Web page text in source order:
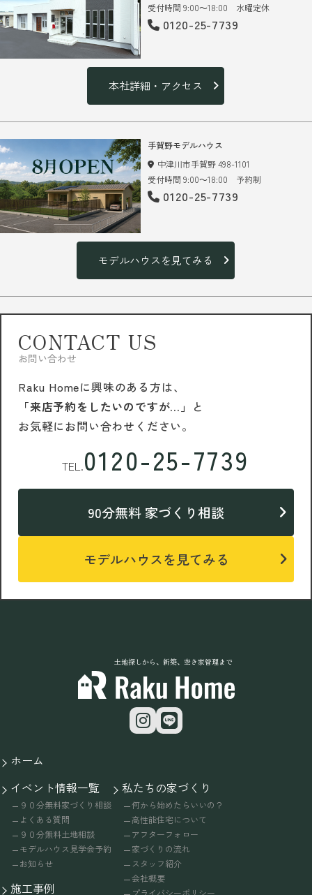
受付時間 9:00～18:00 水曜定休
0120-25-7739
本社詳細・アクセス
手賀野モデルハウス
中津川市手賀野 498-1101
受付時間 9:00～18:00 予約制
0120-25-7739
モデルハウスを見てみる
CONTACT US
お問い合わせ
Raku Homeに興味のある方は、
「来店予約をしたいのですが…」 と
お気軽にお問い合わせください。
TEL.0120-25-7739
90分無料 家づくり相談
モデルハウスを見てみる
土地探しから、新築、空き家管理まで
ホーム
イベント情報一覧
９０分無料家づくり相談
よくある質問
９０分無料土地相談
モデルハウス見学会予約
お知らせ
施工事例
私たちの家づくり
何から始めたらいいの？
高性能住宅について
アフターフォロー
家づくりの流れ
スタッフ紹介
会社概要